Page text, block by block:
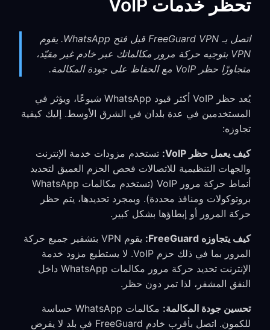
تحظر خدمات VoIP
اتصل بـ FreeGuard VPN قبل فتح WhatsApp. يقوم
VPN بتوجيه حركة مرور مكالماتك عبر خادم غير مقيّد،
متجاوزًا حظر VoIP مع الحفاظ على جودة المكالمة.
يُعد حظر VoIP أكثر قيود WhatsApp شيوعًا، ويؤثر في
المستخدمين في عدة بلدان في الشرق الأوسط. إليك كيفية
تجاوزه:
كيف يعمل حظر VoIP:
تستخدم مزودات خدمة الإنترنت
والجهات التنظيمية للاتصالات فحص الحزم العميق لتحديد
أنماط حركة مرور VoIP (تستخدم مكالمات WhatsApp
بروتوكولات ومنافذ محددة). وبمجرد تحديدها، يتم حظر
حركة المرور أو إبطاؤها بشكل كبير.
كيف يتجاوزه FreeGuard:
يقوم VPN بتشفير جميع حركة
المرور بما في ذلك حزم VoIP. لا يستطيع مزود خدمة
الإنترنت تحديد حركة مرور مكالمات WhatsApp داخل
النفق المشفر، لذا تمر دون حظر.
تحسين جودة المكالمة:
مكالمات WhatsApp حساسة
للكمون. اتصل بأقرب خادم FreeGuard في بلد لا يفرض